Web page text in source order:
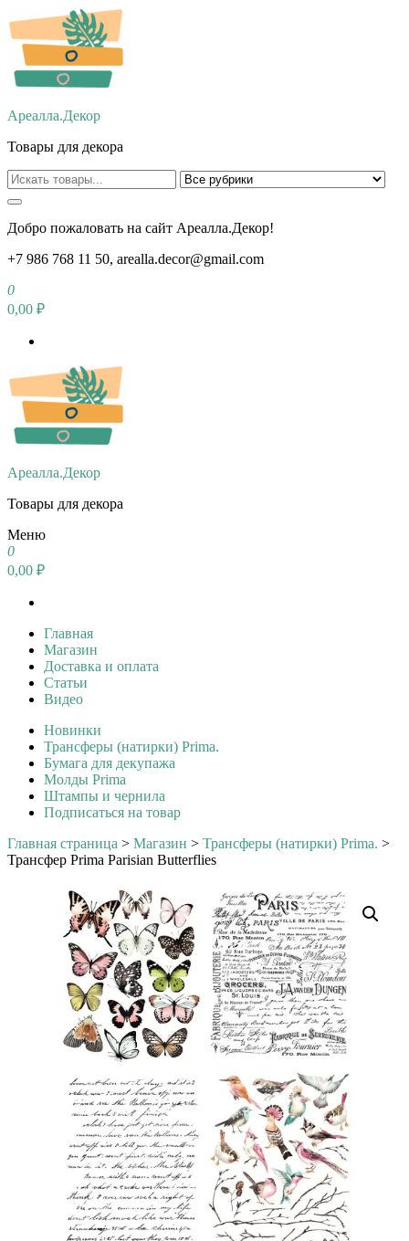
Перейти
к
содержимому
Ареалла.Декор
Товары для декора
Добро пожаловать на сайт Ареалла.Декор!
+7 986 768 11 50, arealla.decor@gmail.com
0
0,00 ₽
Ареалла.Декор
Товары для декора
Меню
0
0,00 ₽
Главная
Магазин
Доставка и оплата
Статьи
Видео
Новинки
Трансферы (натирки) Prima.
Бумага для декупажа
Молды Prima
Штампы и чернила
Подписаться на товар
Главная страница > Магазин > Трансферы (натирки) Prima. >
Трансфер Prima Parisian Butterflies